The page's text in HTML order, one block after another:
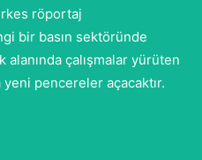
röportaj
bir basın sektöründe
çalışmalar yürüten
pencereler açacaktır.